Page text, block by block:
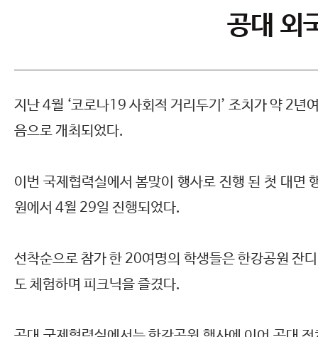
공대 외
지난 4월 ‘코로나19 사회적 거리두기’ 조치가 약 2
음으로 개최되었다.
이번 국제협력실에서 봄맞이 행사로 진행 된 첫 대
원에서 4월 29일 진행되었다.
선착순으로 참가 한 20여명의 학생들은 한강공원 잔
도 체험하며 피크닉을 즐겼다.